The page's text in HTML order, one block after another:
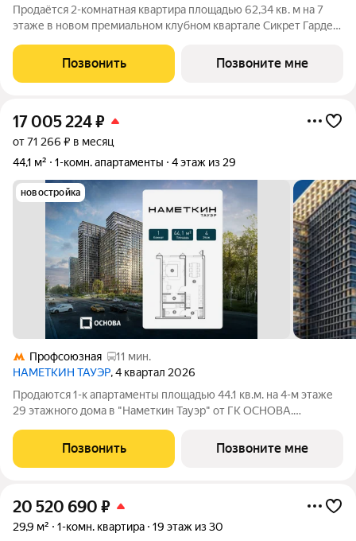
Продаётся 2-комнатная квартира площадью 62,34 кв. м на 7
этаже в новом премиальном клубном квартале Сикрет Гарден.
класса, расположенный на Юго-Западе столицы, в
историческом Обручевском районе. Три
Позвонить Позвоните мне
17 005 224₽
от 71 266 ₽ в месяц
44,1 м²
1-комн. апартаменты 4 этаж из 29
новостройка
Профсоюзная
11 мин.
НАМЕТКИН ТАУЭР, 4 квартал 2026
Продаются 1-к апартаменты площадью 44.1 кв.м. на 4-м этаже
29 этажного дома в "Наметкин Тауэр" от ГК ОСНОВА.
обслуживанием, располагается в районе Черёмушки на Юго-
Западе Москвы. Архитектура от
Позвонить Позвоните мне
20 520 690 ₽
29,9 м² 1-комн. квартира 19 этаж из 30